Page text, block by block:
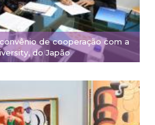
de cooperação com a
do Japão